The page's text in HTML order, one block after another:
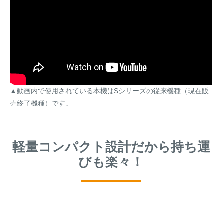
▲動画内で使用されている本機はSシリーズの従来機種（現在販
売終了機種）です。
軽量コンパクト設計だから持ち運
びも楽々！